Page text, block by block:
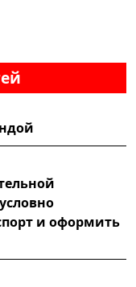
и оформить